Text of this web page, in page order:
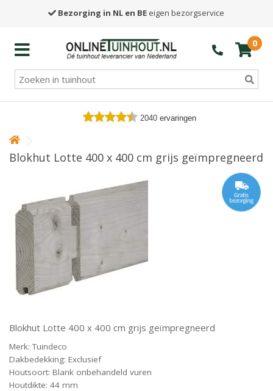
Bezorging in NL en BE eigen bezorgservice
0
2040 ervaringen
Blokhut Lotte 400 x 400 cm grijs geïmpregneerd
Blokhut Lotte 400 x 400 cm grijs geïmpregneerd
Merk: Tuindeco
Dakbedekking: Exclusief
Houtsoort: Blank onbehandeld vuren
Houtdikte: 44 mm